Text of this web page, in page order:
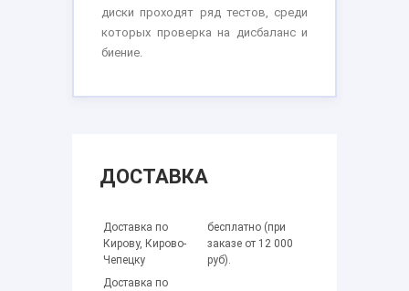
диски проходят ряд тестов, среди
которых проверка на дисбаланс и
биение.
ДОСТАВКА
Доставка по
Кирову, Кирово-
Чепецку
бесплатно (при
заказе от 12 000
руб).
Доставка по